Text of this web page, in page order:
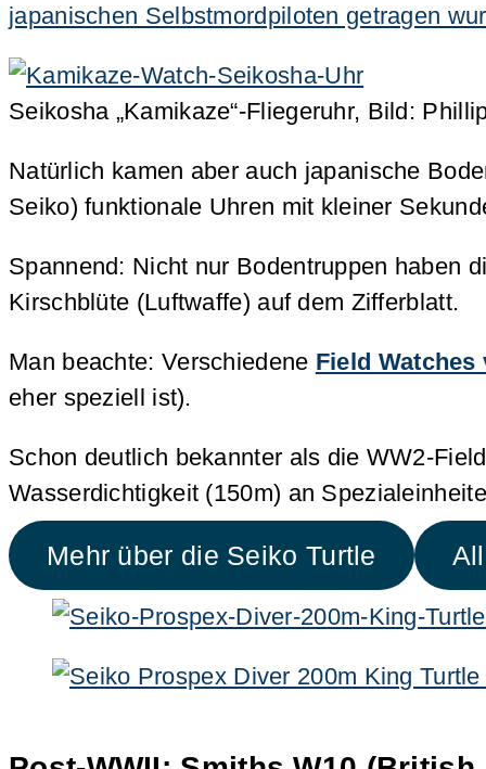
japanischen Selbstmordpiloten getragen
Seikosha „Kamikaze“-Fliegeruhr, Bild:
Natürlich kamen aber auch japanische
Seiko) funktionale Uhren mit kleiner
Spannend: Nicht nur Bodentruppen haben
Kirschblüte (Luftwaffe) auf dem Zifferblatt.
Man beachte: Verschiedene Field
eher speziell ist).
Schon deutlich bekannter als die WW2-
Wasserdichtigkeit (150m) an
Mehr über die Seiko Turtle